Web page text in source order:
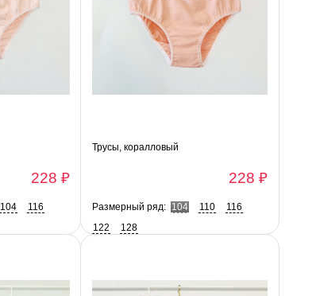
228 ₽
104
116
Трусы, коралловый
228 ₽
Размерный ряд: 104 110
116
122
128